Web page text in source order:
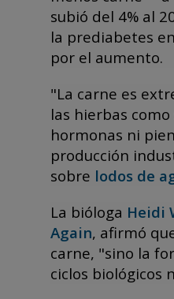
subió del 4% al
la prediabetes
por el aumento.
"La carne es
las hierbas
hormonas ni
producción
sobre lodos de
La bióloga Heidi
Again, afirmó
carne, "sino la
ciclos biológicos